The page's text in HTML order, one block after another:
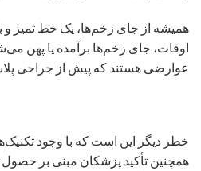
همیشه از جای زخم‌ها، یک خط تمیز و
اوقات، جای زخم‌ها برآمده یا پهن
عوارضی هستند که پیش از جراحی
خطر دیگر این است که با وجود
همچنین تأکید پزشکان مبنی بر حصول